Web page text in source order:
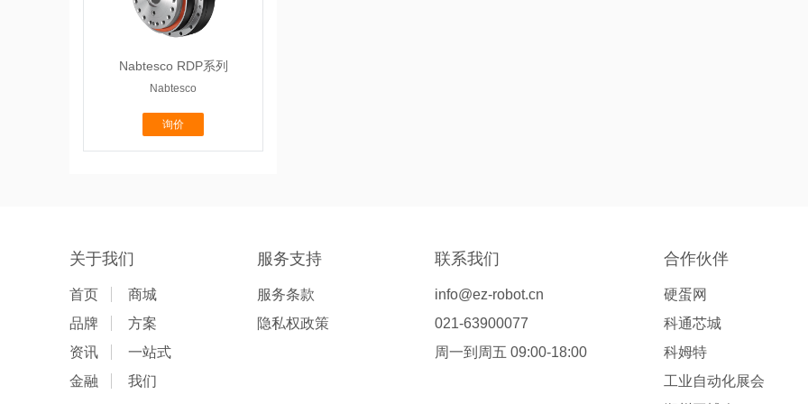
Nabtesco RDP系列
Nabtesco
询价
关于我们
首页
商城
品牌
方案
资讯
一站式
金融
我们
服务支持
服务条款
隐私权政策
联系我们
info@ez-robot.cn
021-63900077
周一到周五 09:00-18:00
合作伙伴
硬蛋网
科通芯城
科姆特
工业自动化展会